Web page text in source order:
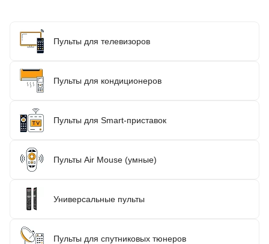
Пульты для телевизоров
Пульты для кондиционеров
Пульты для Smart-приставок
Пульты Air Mouse (умные)
Универсальные пульты
Пульты для спутниковых тюнеров